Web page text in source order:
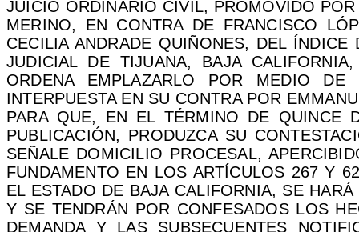
JUICIO ORDINARIO CIVIL, PROMOVIDO
MERINO, EN CONTRA DE FRANCISCO
CECILIA ANDRADE QUIÑONES, DEL
JUDICIAL DE TIJUANA, BAJA
ORDENA EMPLAZARLO POR MEDIO
INTERPUESTA EN SU CONTRA POR
PARA QUE, EN EL TÉRMINO DE QUINCE
PUBLICACIÓN, PRODUZCA SU
SEÑALE DOMICILIO PROCESAL,
FUNDAMENTO EN LOS ARTÍCULOS 267 Y
EL ESTADO DE BAJA CALIFORNIA, SE
Y SE TENDRÁN POR CONFESADOS LOS
DEMANDA Y LAS SUBSECUENTES